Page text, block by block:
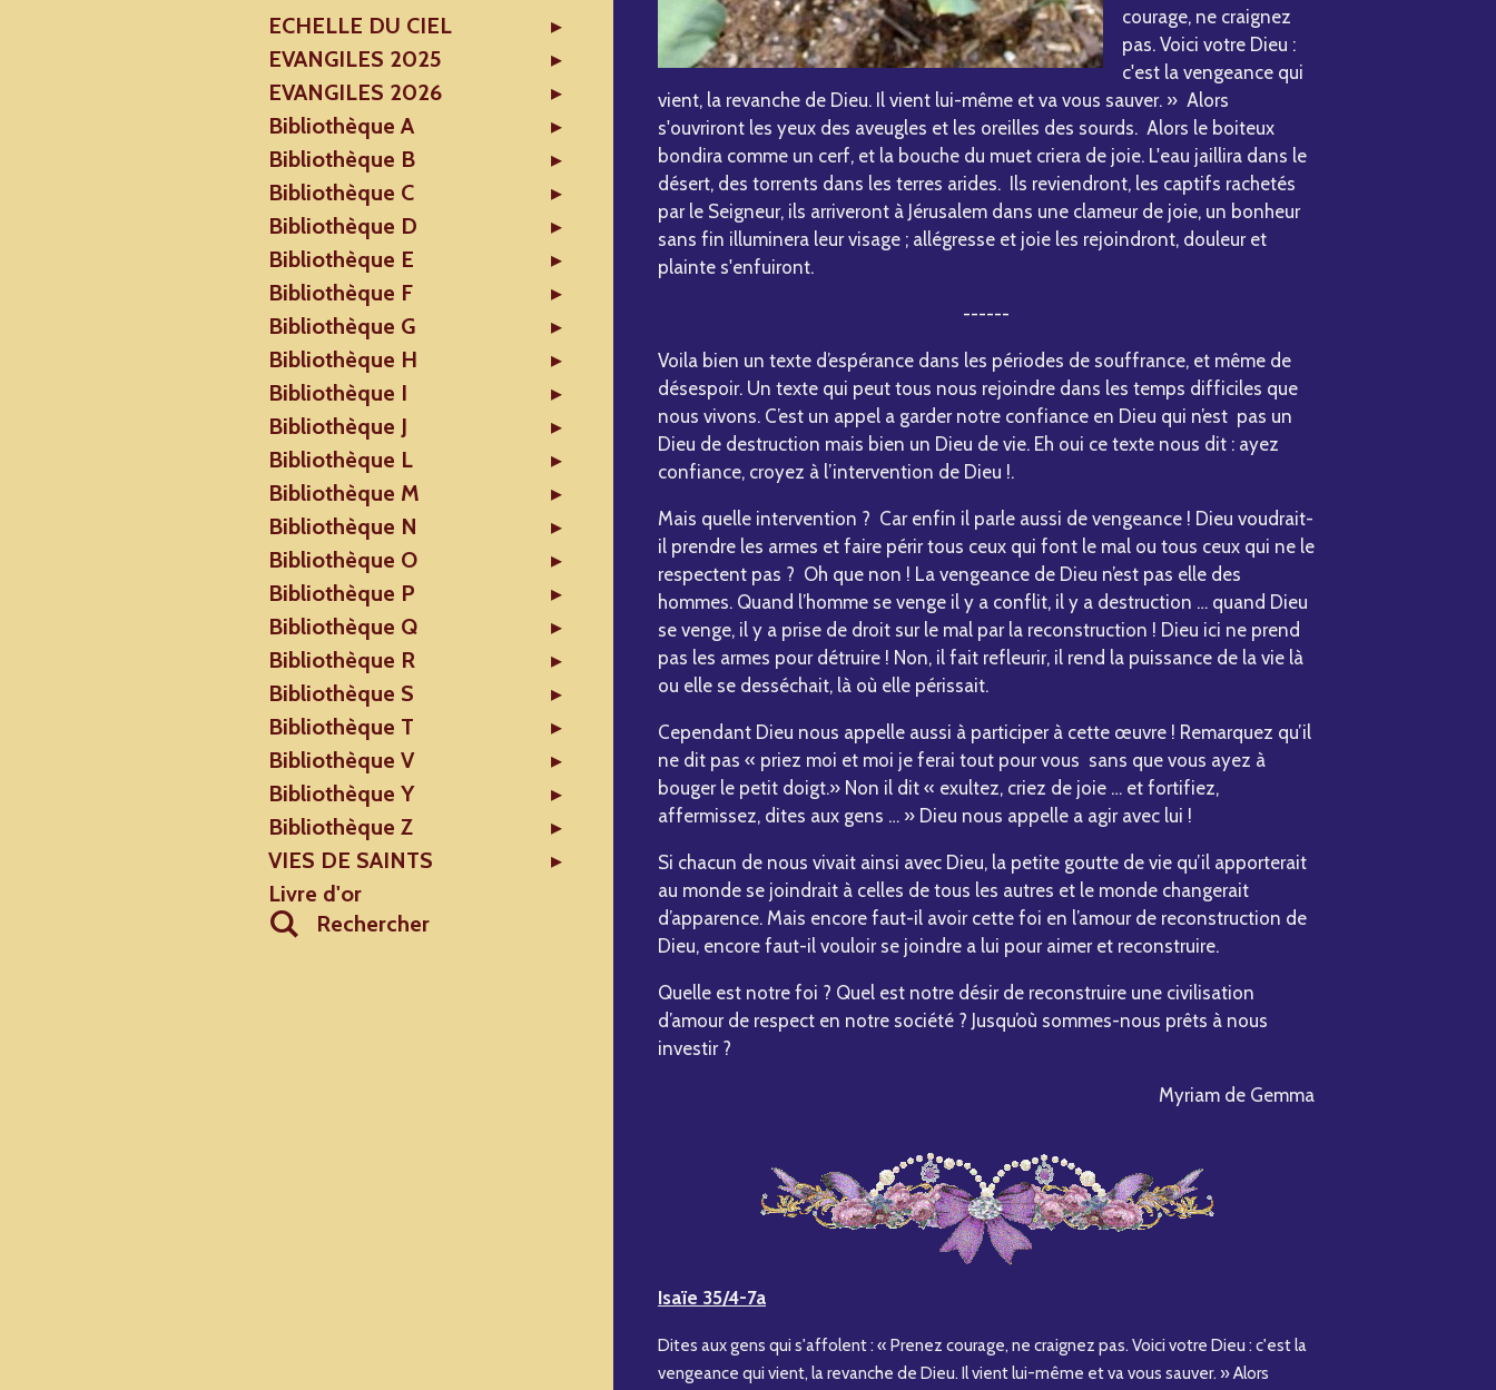
courage, ne craignez
pas. Voici votre Dieu :
c'est la vengeance qui
vient, la revanche de Dieu. Il vient lui-même et va vous sauver. » Alors
s'ouvriront les yeux des aveugles et les oreilles des sourds. Alors le boiteux
bondira comme un cerf, et la bouche du muet criera de joie. L'eau jaillira dans le
désert, des torrents dans les terres arides. Ils reviendront, les captifs rachetés
par le Seigneur, ils arriveront à Jérusalem dans une clameur de joie, un bonheur
sans fin illuminera leur visage ; allégresse et joie les rejoindront, douleur et
plainte s'enfuiront.
------
Voila bien un texte d’espérance dans les périodes de souffrance, et même de
désespoir. Un texte qui peut tous nous rejoindre dans les temps difficiles que
nous vivons. C’est un appel a garder notre confiance en Dieu qui n’est pas un
Dieu de destruction mais bien un Dieu de vie. Eh oui ce texte nous dit : ayez
confiance, croyez à l’intervention de Dieu !.
Mais quelle intervention ? Car enfin il parle aussi de vengeance ! Dieu voudrait-
il prendre les armes et faire périr tous ceux qui font le mal ou tous ceux qui ne le
respectent pas ? Oh que non ! La vengeance de Dieu n’est pas elle des
hommes. Quand l’homme se venge il y a conflit, il y a destruction … quand Dieu
se venge, il y a prise de droit sur le mal par la reconstruction ! Dieu ici ne prend
pas les armes pour détruire ! Non, il fait refleurir, il rend la puissance de la vie là
ou elle se desséchait, là où elle périssait.
Cependant Dieu nous appelle aussi à participer à cette œuvre ! Remarquez qu’il
ne dit pas « priez moi et moi je ferai tout pour vous sans que vous ayez à
bouger le petit doigt.» Non il dit « exultez, criez de joie … et fortifiez,
affermissez, dites aux gens … » Dieu nous appelle a agir avec lui !
Si chacun de nous vivait ainsi avec Dieu, la petite goutte de vie qu’il apporterait
au monde se joindrait à celles de tous les autres et le monde changerait
d’apparence. Mais encore faut-il avoir cette foi en l’amour de reconstruction de
Dieu, encore faut-il vouloir se joindre a lui pour aimer et reconstruire.
Quelle est notre foi ? Quel est notre désir de reconstruire une civilisation
d’amour de respect en notre société ? Jusqu’où sommes-nous prêts à nous
investir ?
Myriam de Gemma
Isaïe 35/4-7a
Dites aux gens qui s'affolent : « Prenez courage, ne craignez pas. Voici votre Dieu : c'est la
vengeance qui vient, la revanche de Dieu. Il vient lui-même et va vous sauver. » Alors
ECHELLE DU CIEL
EVANGILES 2025
EVANGILES 2026
Bibliothèque A
Bibliothèque B
Bibliothèque C
Bibliothèque D
Bibliothèque E
Bibliothèque F
Bibliothèque G
Bibliothèque H
Bibliothèque I
Bibliothèque J
Bibliothèque L
Bibliothèque M
Bibliothèque N
Bibliothèque O
Bibliothèque P
Bibliothèque Q
Bibliothèque R
Bibliothèque S
Bibliothèque T
Bibliothèque V
Bibliothèque Y
Bibliothèque Z
VIES DE SAINTS
Livre d'or
Rechercher